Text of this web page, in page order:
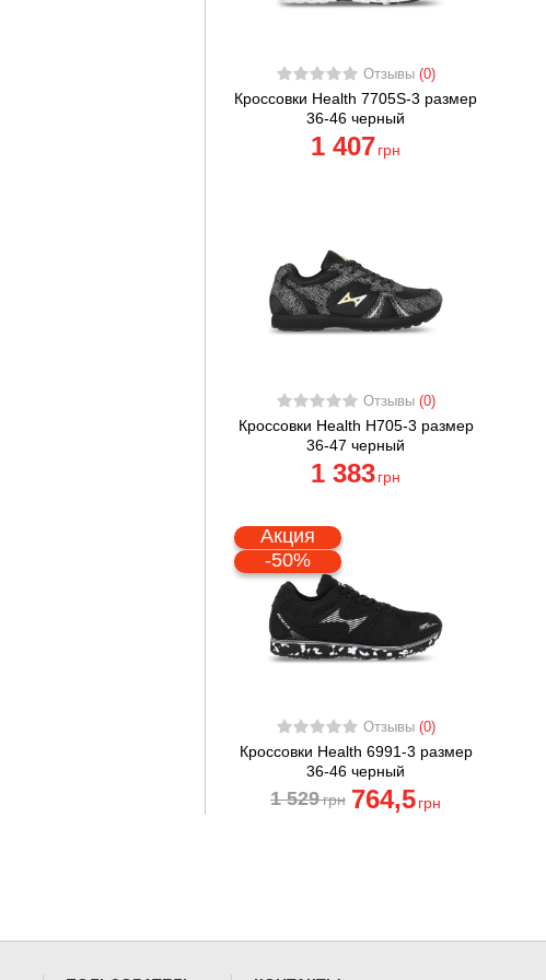
Отзывы (0)
Кроссовки Health 7705S-3 размер
36-46 черный
1 407 грн
Отзывы (0)
Кроссовки Health H705-3 размер
36-47 черный
1 383 грн
Акция
-50%
Отзывы (0)
Кроссовки Health 6991-3 размер
36-46 черный
1 529грн 764,5 грн